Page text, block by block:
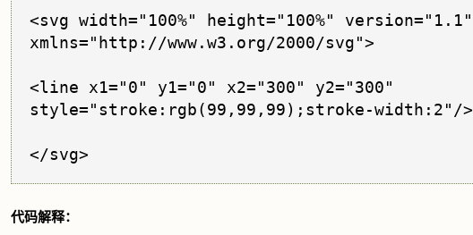
<svg width="100%" height="100%" version="1.1"
xmlns="http://www.w3.org/2000/svg">
<line x1="0" y1="0" x2="300" y2="300"
style="stroke:rgb(99,99,99);stroke-width:2"/>
</svg>
代码解释：